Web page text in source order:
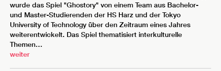
wurde das Spiel "Ghostory" von einem Team aus Bachelor-
und Master-Studierenden der HS Harz und der Tokyo
University of Technology über den Zeitraum eines Jahres
weiterentwickelt. Das Spiel thematisiert interkulturelle
Themen…
weiter